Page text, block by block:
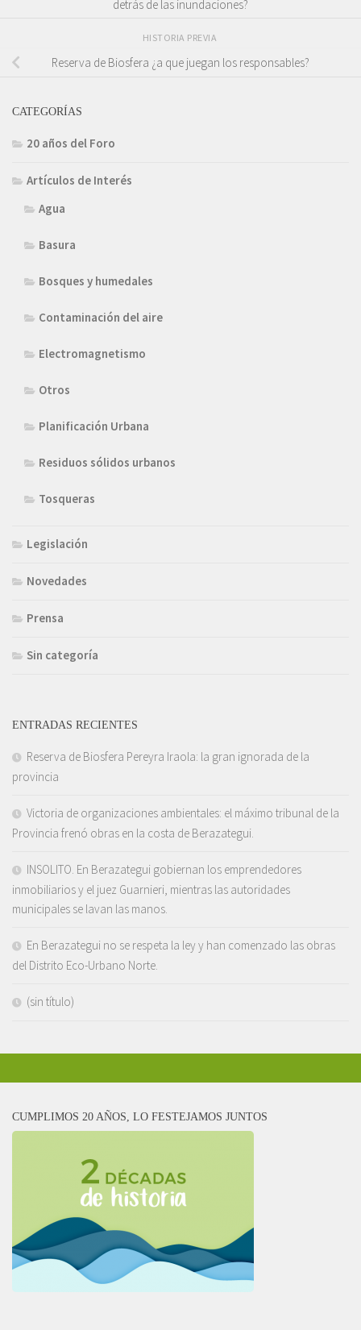
detrás de las inundaciones?
HISTORIA PREVIA
Reserva de Biosfera ¿a que juegan los responsables?
CATEGORÍAS
20 años del Foro
Artículos de Interés
Agua
Basura
Bosques y humedales
Contaminación del aire
Electromagnetismo
Otros
Planificación Urbana
Residuos sólidos urbanos
Tosqueras
Legislación
Novedades
Prensa
Sin categoría
ENTRADAS RECIENTES
Reserva de Biosfera Pereyra Iraola: la gran ignorada de la
provincia
Victoria de organizaciones ambientales: el máximo tribunal de la
Provincia frenó obras en la costa de Berazategui.
INSOLITO. En Berazategui gobiernan los emprendedores
inmobiliarios y el juez Guarnieri, mientras las autoridades
municipales se lavan las manos.
En Berazategui no se respeta la ley y han comenzado las obras
del Distrito Eco-Urbano Norte.
(sin título)
CUMPLIMOS 20 AÑOS, LO FESTEJAMOS JUNTOS